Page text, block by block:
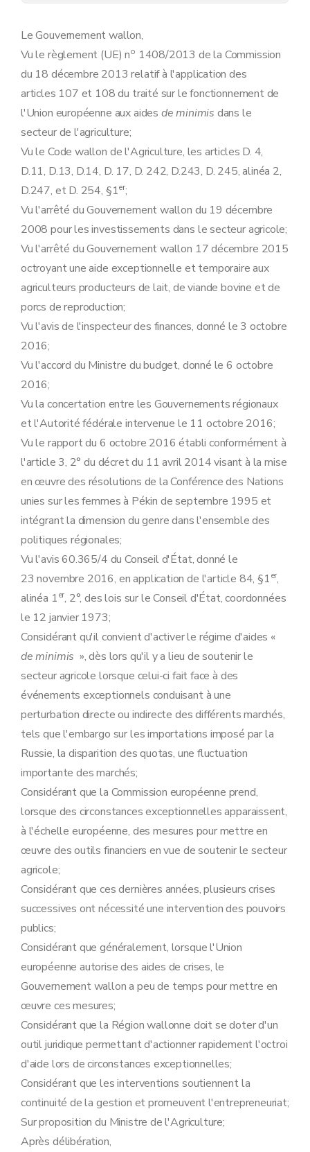
Art. 16
Le Gouvernement wallon,
Vu le règlement (UE) no 1408/2013 de la Commission
du 18 décembre 2013 relatif à l'application des
articles 107 et 108 du traité sur le fonctionnement de
l'Union européenne aux aides de minimis dans le
secteur de l'agriculture;
Vu le Code wallon de l'Agriculture, les articles D. 4,
D.11, D.13, D.14, D. 17, D. 242, D.243, D. 245, alinéa 2,
D.247, et D. 254, §1er;
Vu l'arrêté du Gouvernement wallon du 19 décembre
2008 pour les investissements dans le secteur agricole;
Vu l'arrêté du Gouvernement wallon 17 décembre 2015
octroyant une aide exceptionnelle et temporaire aux
agriculteurs producteurs de lait, de viande bovine et de
porcs de reproduction;
Vu l'avis de l'inspecteur des finances, donné le 3 octobre
2016;
Vu l'accord du Ministre du budget, donné le 6 octobre
2016;
Vu la concertation entre les Gouvernements régionaux
et l'Autorité fédérale intervenue le 11 octobre 2016;
Vu le rapport du 6 octobre 2016 établi conformément à
l'article 3, 2° du décret du 11 avril 2014 visant à la mise
en œuvre des résolutions de la Conférence des Nations
unies sur les femmes à Pékin de septembre 1995 et
intégrant la dimension du genre dans l'ensemble des
politiques régionales;
Vu l'avis 60.365/4 du Conseil d'État, donné le
23 novembre 2016, en application de l'article 84, §1er,
alinéa 1er, 2°, des lois sur le Conseil d'État, coordonnées
le 12 janvier 1973;
Considérant qu'il convient d'activer le régime d'aides «
de minimis », dès lors qu'il y a lieu de soutenir le
secteur agricole lorsque celui-ci fait face à des
événements exceptionnels conduisant à une
perturbation directe ou indirecte des différents marchés,
tels que l'embargo sur les importations imposé par la
Russie, la disparition des quotas, une fluctuation
importante des marchés;
Considérant que la Commission européenne prend,
lorsque des circonstances exceptionnelles apparaissent,
à l'échelle européenne, des mesures pour mettre en
œuvre des outils financiers en vue de soutenir le secteur
agricole;
Considérant que ces dernières années, plusieurs crises
successives ont nécessité une intervention des pouvoirs
publics;
Considérant que généralement, lorsque l'Union
européenne autorise des aides de crises, le
Gouvernement wallon a peu de temps pour mettre en
œuvre ces mesures;
Considérant que la Région wallonne doit se doter d'un
outil juridique permettant d'actionner rapidement l'octroi
d'aide lors de circonstances exceptionnelles;
Considérant que les interventions soutiennent la
continuité de la gestion et promeuvent l'entrepreneuriat;
Sur proposition du Ministre de l'Agriculture;
Après délibération,